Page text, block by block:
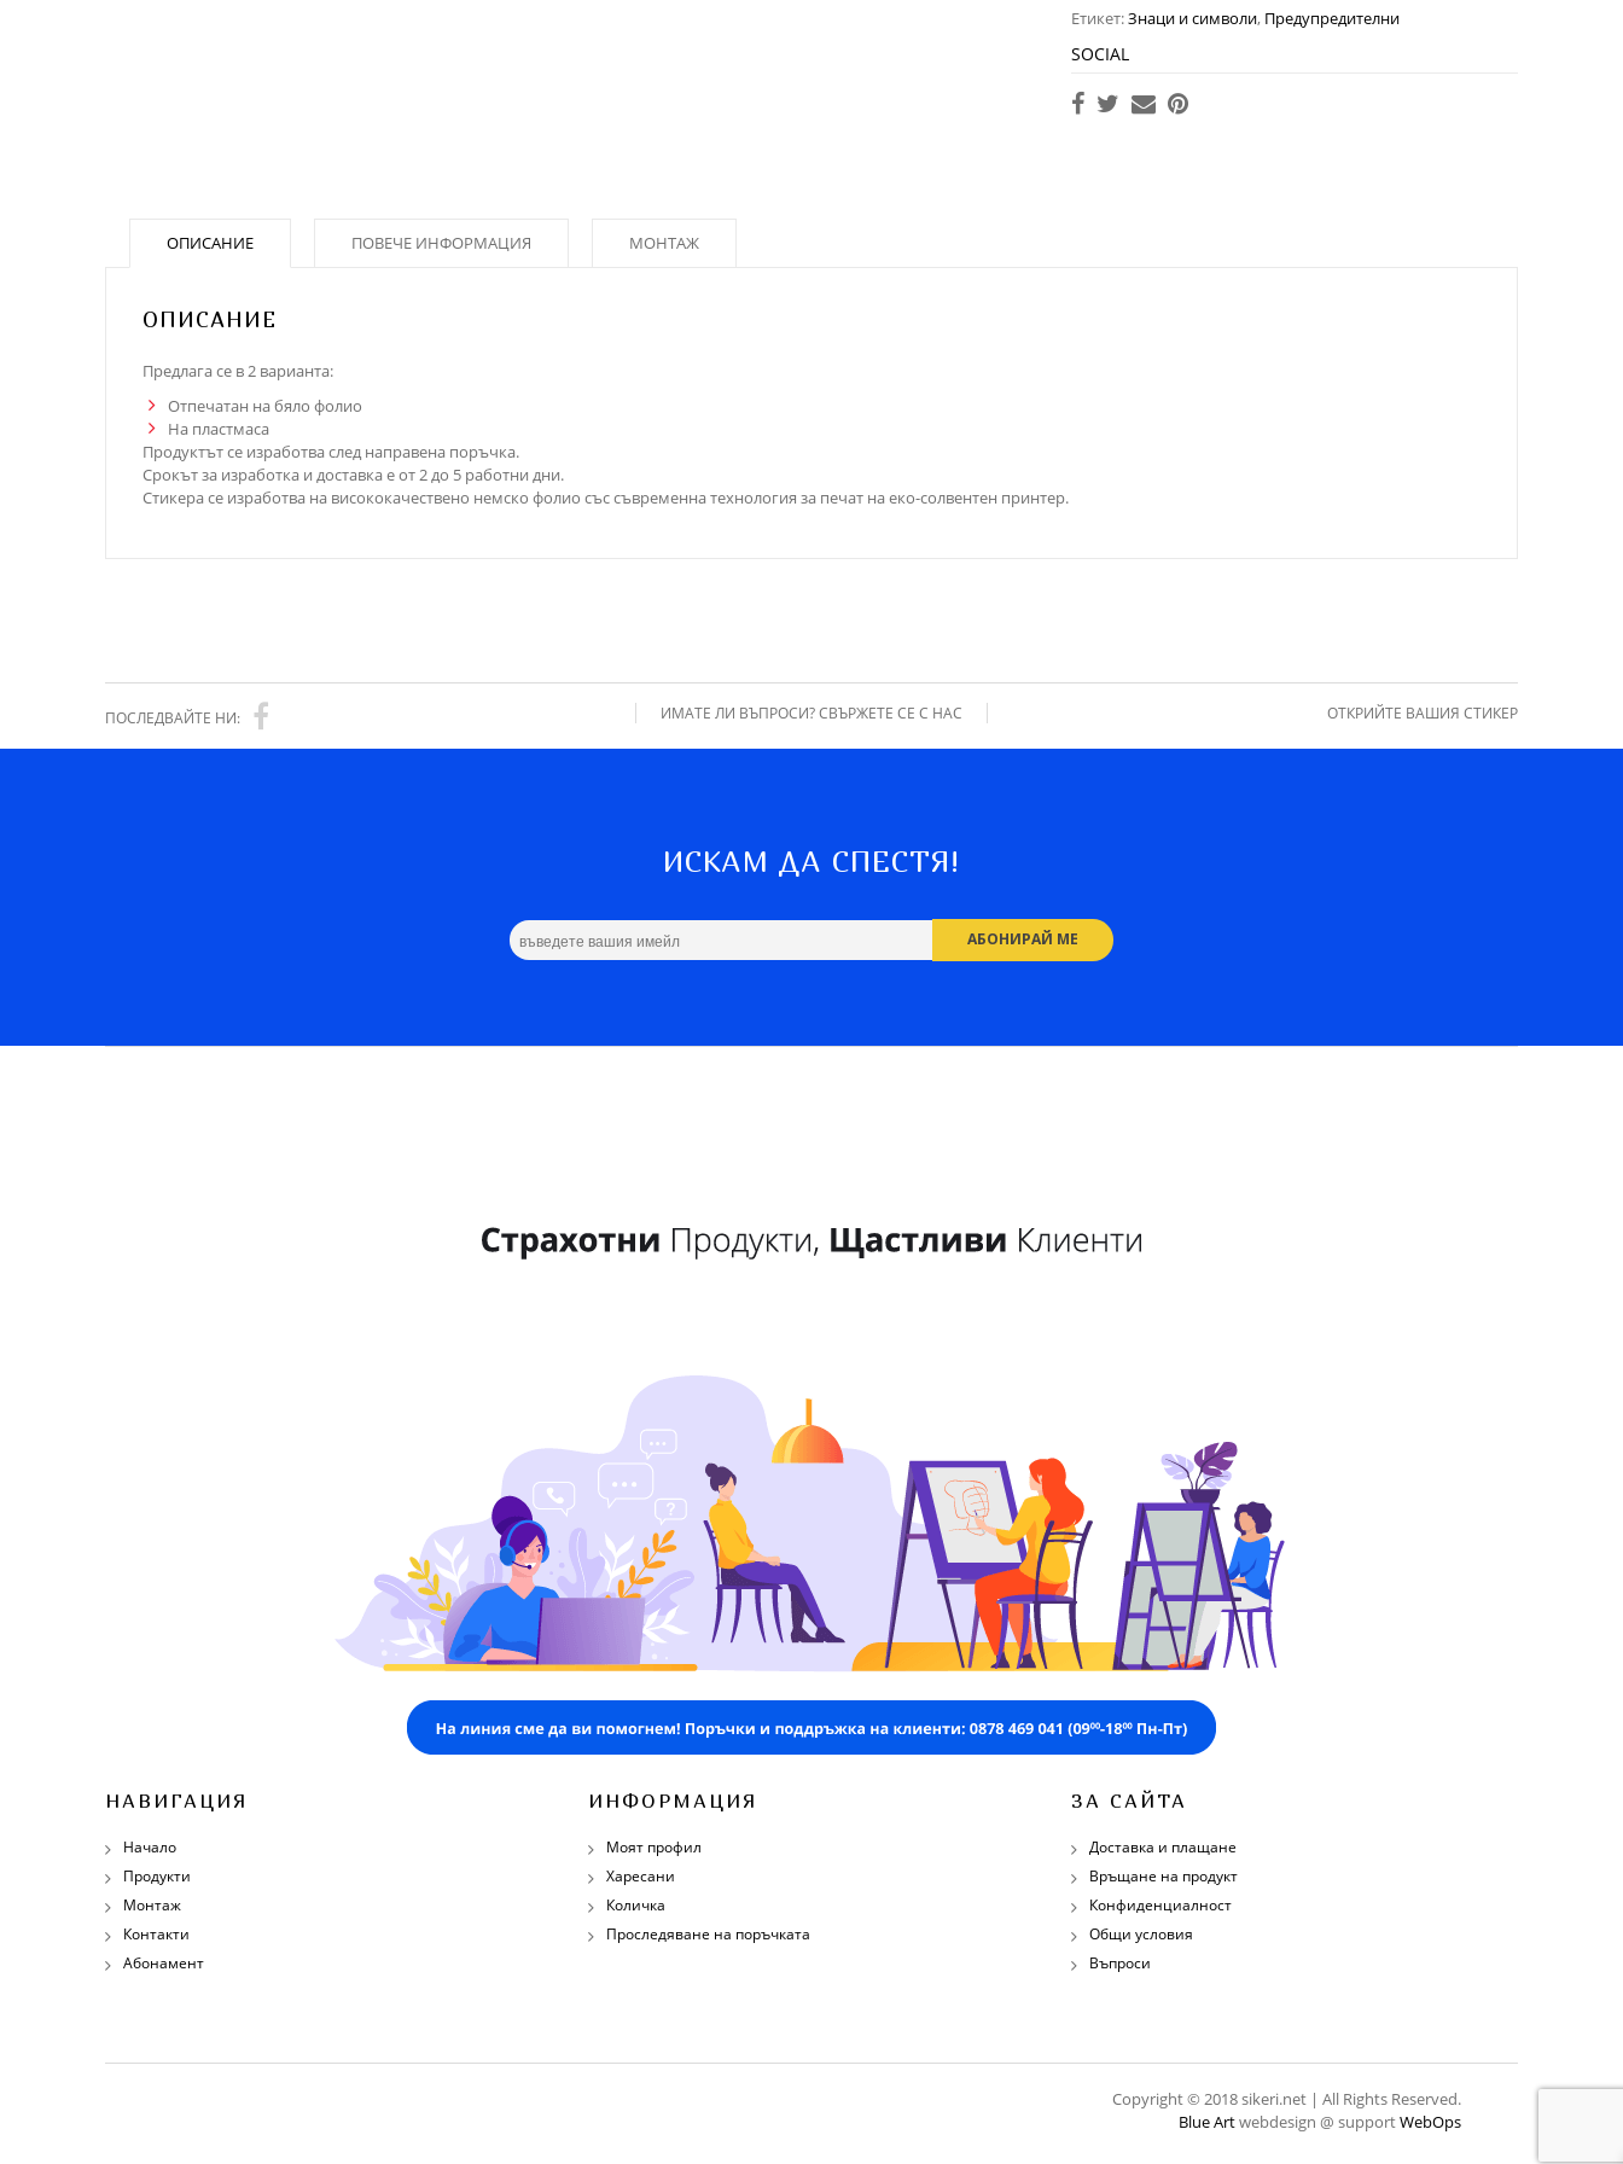
Етикет:Знаци и символи, Предупредителни
SOCIAL
ОПИСАНИЕ
ОПИСАНИЕ
Предлага се в 2 варианта:
Отпечатан на бяло фолио
На пластмаса
Продуктът се изработва след направена поръчка.
Срокът за изработка и доставка е от 2 до 5 работни дни.
Стикера се изработва на висококачествено немско фолио със съвременна технология за печат на еко-солвентен принтер.
ПОВЕЧЕ ИНФОРМАЦИЯ МОНТАЖ
ПОСЛЕДВАЙТЕ НИ: ИМАТЕ ЛИ ВЪПРОСИ? СВЪРЖЕТЕ СЕ С НАС ОТКРИЙТЕ ВАШИЯ СТИКЕР
ИСКАМ ДА СПЕСТЯ!
НАВИГАЦИЯ
Начало
Продукти
Монтаж
Контакти
Абонамент
ИНФОРМАЦИЯ
Моят профил
Харесани
Количка
Проследяване на поръчката
ЗА САЙТА
Доставка и плащане
Връщане на продукт
Конфиденциалност
Общи условия
Въпроси
Copyright © 2018 sikeri.net | All Rights Reserved.
Blue Artwebdesign @ supportWebOps